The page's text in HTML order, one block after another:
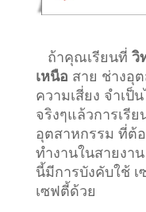
ถ้าคุณเรียนที่ วิ
เหนือ สาย ช่างอุ
ความเสี่ยง จำเป็
จริงๆแล้วการเรี
อุตสาหกรรม ที่ต้
ทำงานในสายงา
นี้มีการบังคับใช้ เ
เซฟตี้ด้วย